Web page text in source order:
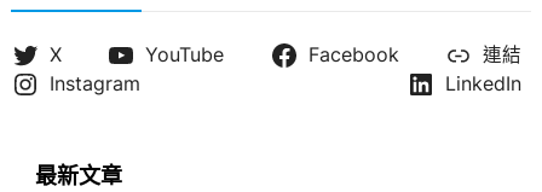
X YouTube Facebook
連結
Instagram
LinkedIn
最新文章